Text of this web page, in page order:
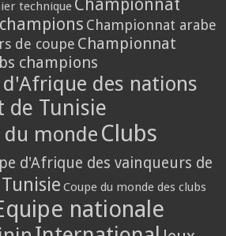
technique Championnat
Championnat arabe
de coupe Championnat
champions
des nations
de Tunisie
monde Clubs
d'Afrique des vainqueurs de
Coupe du monde des clubs
nationale